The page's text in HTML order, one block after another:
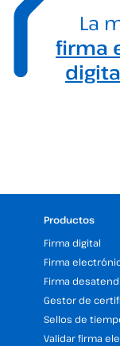
La
firma
Productos
Firma digital
Firma
Firma
Gestor de
Sellos de
Validar firma